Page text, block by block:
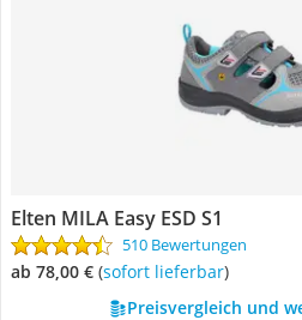
Elten MILA Easy ESD S1
510 Bewertungen
ab 78,00 € ( Sofort lieferbar)
Preisvergleich und